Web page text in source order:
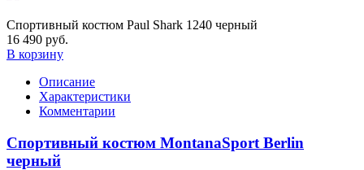
Спортивный костюм Paul Shark 1240 черный
16 490 руб.
В корзину
Описание
Характеристики
Комментарии
Спортивный костюм MontanaSport Berlin
черный